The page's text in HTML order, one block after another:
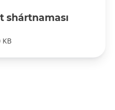
shártnaması
KB